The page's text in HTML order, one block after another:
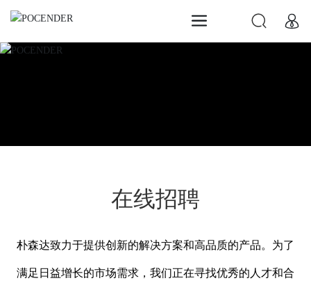
在线招聘
朴森达致力于提供创新的解决方案和高品质的产品。为了
满足日益增长的市场需求，我们正在寻找优秀的人才和合